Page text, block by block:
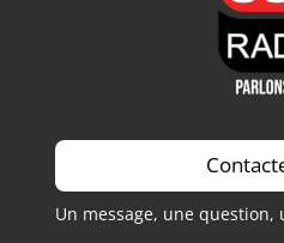
Un message, une question,